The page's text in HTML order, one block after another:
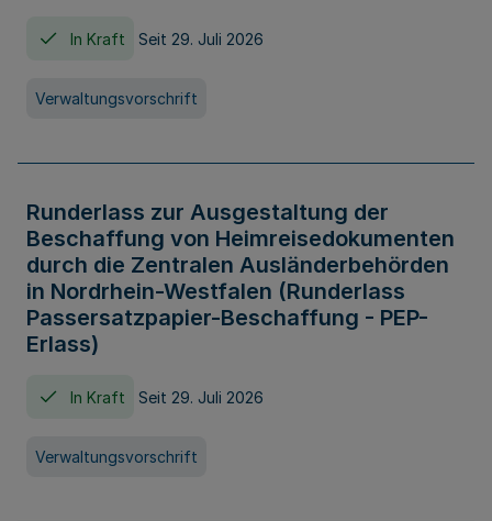
In Kraft Seit 29. Juli 2026
Verwaltungsvorschrift
Runderlass zur Ausgestaltung der
Beschaffung von Heimreisedokumenten
durch die Zentralen Ausländerbehörden
in Nordrhein-Westfalen (Runderlass
Passersatzpapier-Beschaffung - PEP-
Erlass)
In Kraft Seit 29. Juli 2026
Verwaltungsvorschrift